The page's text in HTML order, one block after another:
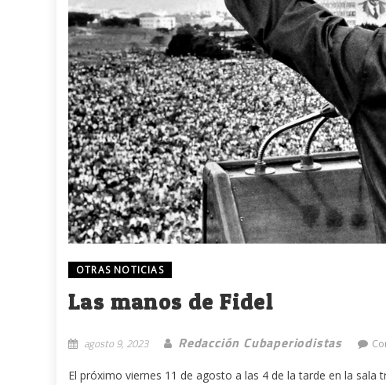
OTRAS NOTICIAS
Las manos de Fidel
agosto 9, 2023 Redacción Cubaperiodistas
El próximo viernes 11 de agosto a las 4 de la tarde en la